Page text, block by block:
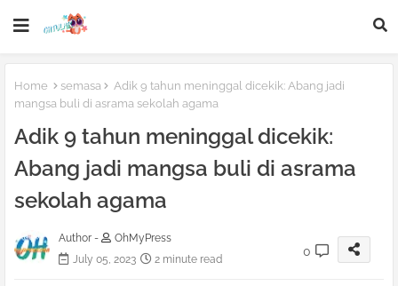
Home semasa
Adik 9 tahun meninggal dicekik: Abang jadi
mangsa buli di asrama sekolah agama
Adik 9 tahun meninggal dicekik:
Abang jadi mangsa buli di asrama
sekolah agama
Author -
OhMyPress
July 05, 2023
2 minute read
0